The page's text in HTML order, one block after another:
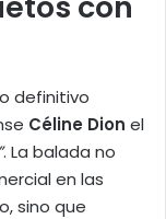
definitivo
Céline Dion el
. La balada no
en las
sino que